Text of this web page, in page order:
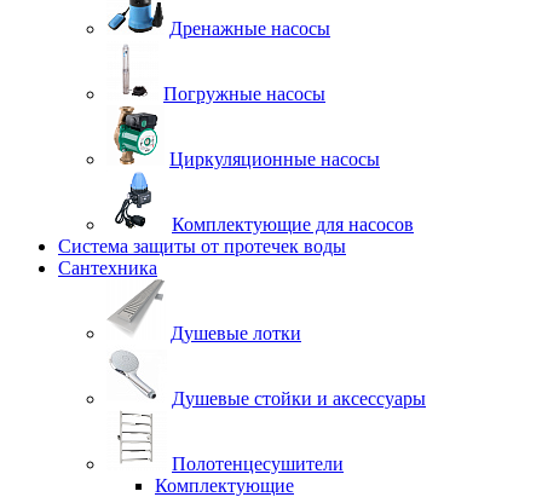
Дренажные насосы
Погружные насосы
Циркуляционные насосы
Комплектующие для насосов
Система защиты от протечек воды
Сантехника
Душевые лотки
Душевые стойки и аксессуары
Полотенцесушители
Комплектующие